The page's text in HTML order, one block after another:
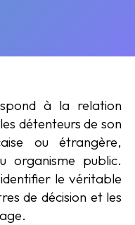
à la relation
détenteurs de son
ou étrangère,
organisme public.
le véritable
de décision et les